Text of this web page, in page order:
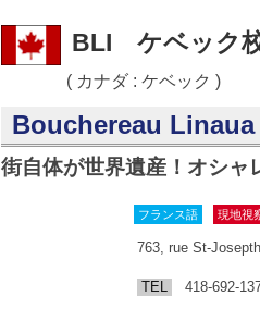
BLI ケベック
( カナダ : ケベック )
Bouchereau
街自体が世界遺産！オシャ
フランス語 現地視
763, rue St-
TEL
418-692-